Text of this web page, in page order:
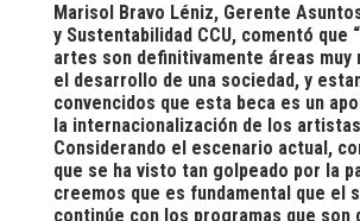
Marisol Bravo Léniz, Gerente
y Sustentabilidad CCU, comentó que
artes son definitivamente áreas muy
el desarrollo de una sociedad, y
convencidos que esta beca es un
la internacionalización de los
Considerando el escenario actual,
que se ha visto tan golpeado por la
creemos que es fundamental que el
continúe con los programas que son